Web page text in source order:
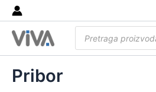
Skip
to
content
search
Pribor